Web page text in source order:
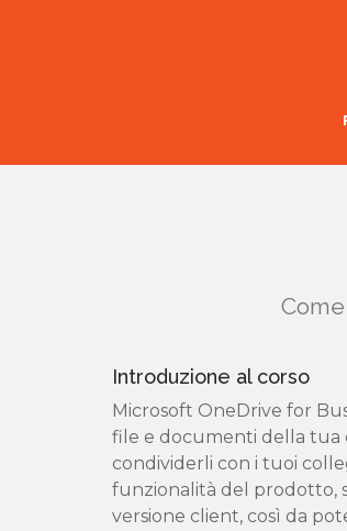
Introduzione al corso
Microsoft OneDrive for
file e documenti della tua
condividerli con i tuoi
funzionalità del prodotto,
versione client, così da